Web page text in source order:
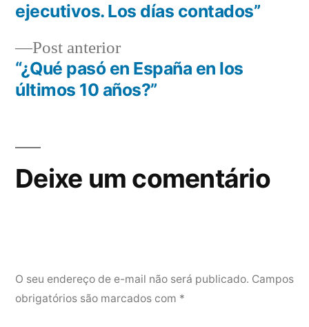
Post
Post anteriorPost
anterior:
“¿Qué pasó en España en los
últimos 10 años?”
ejecutivos. Los días contados”
Deixe um comentário
O seu endereço de e-mail não será publicado. Campos
obrigatórios são marcados com *